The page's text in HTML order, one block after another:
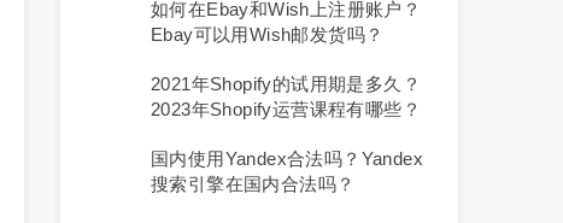
如何在Ebay和Wish上注册账户？
Ebay可以用Wish邮发货吗？
2021年Shopify的试用期是多久？
2023年Shopify运营课程有哪些？
国内使用yandex合法吗？yandex
搜索引擎在国内合法吗？